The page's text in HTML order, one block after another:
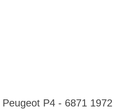
Peugeot P4 - 6871 1972